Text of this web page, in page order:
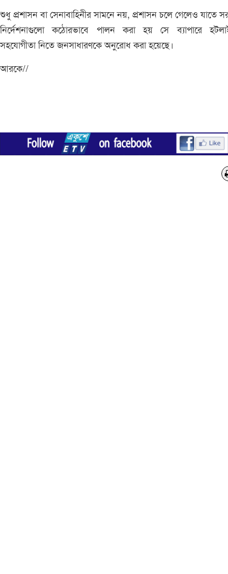
শুধু প্রশাসন বা সেনাবাহিনীর সামনে নয়, প্রশাসন চলে গেলেও যাতে
নির্দেশনাগুলো কঠোরভাবে পালন করা হয় সে ব্যাপারে
সহযোগীতা নিতে জনসাধারণকে অনুরোধ করা হয়েছে।
আরকে//